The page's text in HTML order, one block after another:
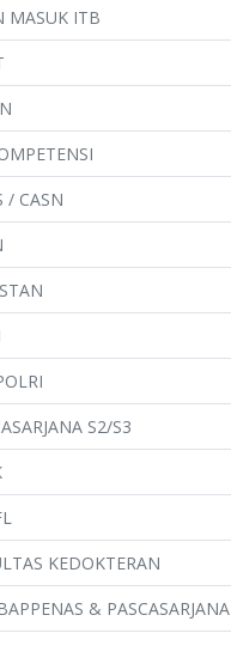
MASUK ITB
/ CASN
S2/S3
KEDOKTERAN
& PASCASARJANA